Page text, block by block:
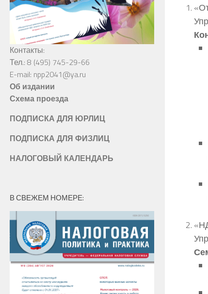
Контакты:
Тел.: 8 (495) 745-29-66
E-mail: npp2041@ya.ru
Об издании
Схема проезда
ПОДПИСКА ДЛЯ ЮРЛИЦ
ПОДПИСКА ДЛЯ ФИЗЛИЦ
НАЛОГОВЫЙ КАЛЕНДАРЬ
В СВЕЖЕМ НОМЕРЕ: